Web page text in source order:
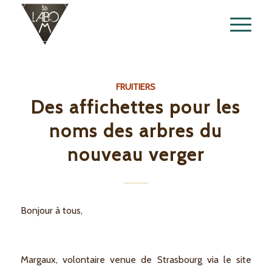
FRUITIERS
Des affichettes pour les
noms des arbres du
nouveau verger
Bonjour à tous,
Margaux, volontaire venue de Strasbourg via le site